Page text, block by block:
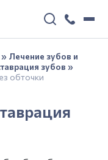
» Лечение зубов и
зубов »
обточки